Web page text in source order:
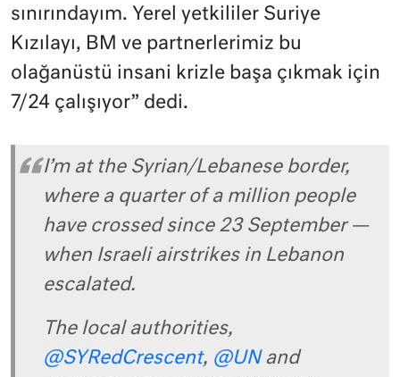
sınırındayım. Yerel yetkililer Suriye
Kızılayı, BM ve partnerlerimiz bu
olağanüstü insani krizle başa çıkmak için
7/24 çalışıyor” dedi.
I’m at the Syrian/Lebanese border,
where a quarter of a million people
have crossed since 23 September —
when Israeli airstrikes in Lebanon
escalated.
The local authorities,
@SYRedCrescent, @UNand